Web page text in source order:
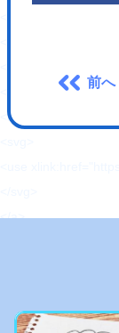
前へ
<div id="pageTop">
<a href="#page"
</a>
<div
<div